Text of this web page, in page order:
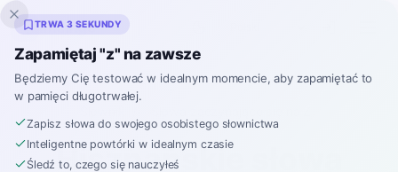
Inklingo
Hiszpańskie słowa
TRWA 3 SEKUNDY
Zapamiętaj "z" na zawsze
Będziemy Cię testować w idealnym momencie, aby zapamiętać to
w pamięci długotrwałej.
Zapisz słowa do swojego osobistego słownictwa
Inteligentne powtórki w idealnym czasie
Śledź to, czego się nauczyłeś